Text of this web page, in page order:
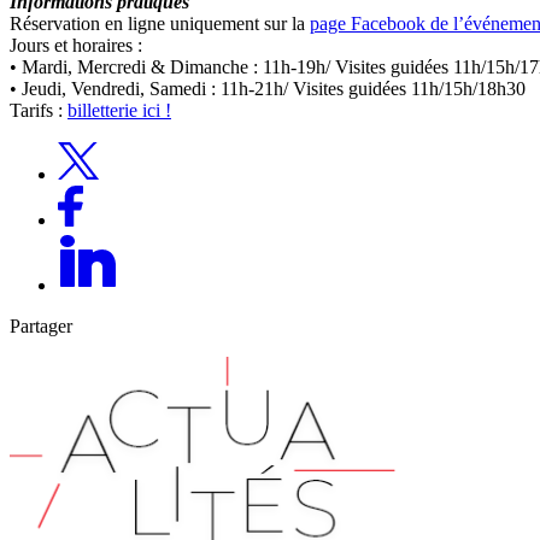
Réservation en ligne uniquement sur la page Facebook de
Jours et horaires :
• Mardi, Mercredi & Dimanche : 11h-19h/ Visites guidées 11h/15h/
• Jeudi, Vendredi, Samedi : 11h-21h/ Visites guidées 11h/15h/18h30
Tarifs : billetterie ici !
Partager